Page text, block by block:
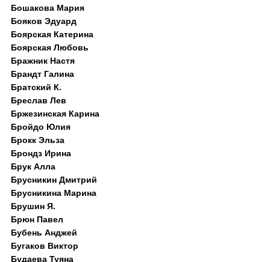
Бошакова Мария
Бояков Эдуард
Боярская Катерина
Боярская Любовь
Бражник Настя
Брандт Галина
Братский К.
Бреслав Лев
Бржезинская Карина
Бройдо Юлия
Брокк Эльза
Брондз Ирина
Брук Алла
Брусникин Дмитрий
Брусникина Марина
Брушин Я.
Брюн Павел
Бубень Анджей
Бугаков Виктор
Будаева Туяна